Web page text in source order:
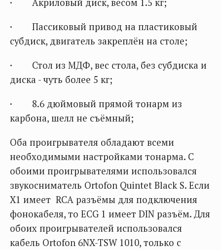
· Акриловый диск, весом 1.5 кг;
· Пассиковый привод на пластиковый
субдиск, двигатель закреплён на столе;
· Стол из МДФ, вес стола, без субдиска и
диска - чуть более 5 кг;
· 8.6 дюймовый прямой тонарм из
карбона, шелл не съёмный;
Оба проигрывателя обладают всеми
необходимыми настройками тонарма. С
обоими проигрывателями использовался
звукосниматель Ortofon Quintet Black S. Если
X1 имеет RCA разъёмы для подключения
фонокабеля, то ECG 1 имеет DIN разъём. Для
обоих проигрывателей использовался
кабель Ortofon 6NX-TSW 1010, только с